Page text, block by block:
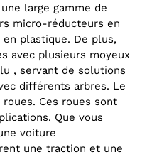
large gamme de
micro-réducteurs en
plastique. De plus,
avec plusieurs moyeux
, servant de solutions
différents arbres. Le
Ces roues sont
Que vous
voiture
une traction et une